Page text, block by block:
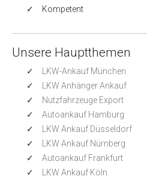
Kompetent
Unsere Hauptthemen
LKW-Ankauf München
LKW Anhänger Ankauf
Nutzfahrzeuge Export
Autoankauf Hamburg
LKW Ankauf Düsseldorf
LKW Ankauf Nürnberg
Autoankauf Frankfurt
LKW Ankauf Köln